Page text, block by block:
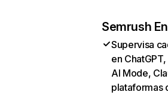
Semrush
Supervisa
en
AI Mode,
plataformas